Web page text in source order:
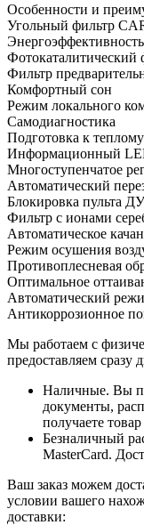
Особенности и
Угольный фильтр
Фотокаталитический
Фильтр
Комфортный сон
Режим локального
Самодиагностика
Подготовка к
Информационный
Многоступенчатое
Автоматический
Блокировка пульта ДУ
Фильтр с ионами
Автоматическое
Режим осушения
Противоплесневая
Оптимальное
Автоматический
Антикоррозионное
Мы работаем с
предоставляем сразу
Наличные. Вы
документы,
получаете
Безналичный
MasterCard.
Ваш заказ можем
условии вашего
доставки: